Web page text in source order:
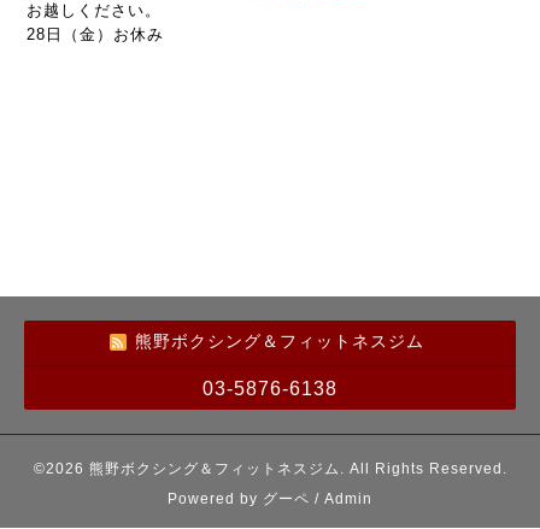
お越しください。
28日（金）お休み
熊野ボクシング＆フィットネスジム
03-5876-6138
©2026 熊野ボクシング＆フィットネスジム . All Rights Reserved.
Powered by グーペ / Admin